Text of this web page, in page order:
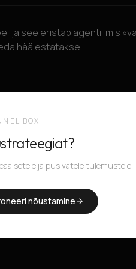
ja see eristab agenti, mis
häälestatakse.
BOX
ja püsivatele tulemustele.
nõustamine